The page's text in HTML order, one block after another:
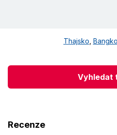
Thajsko
Vyhledat
Recenze